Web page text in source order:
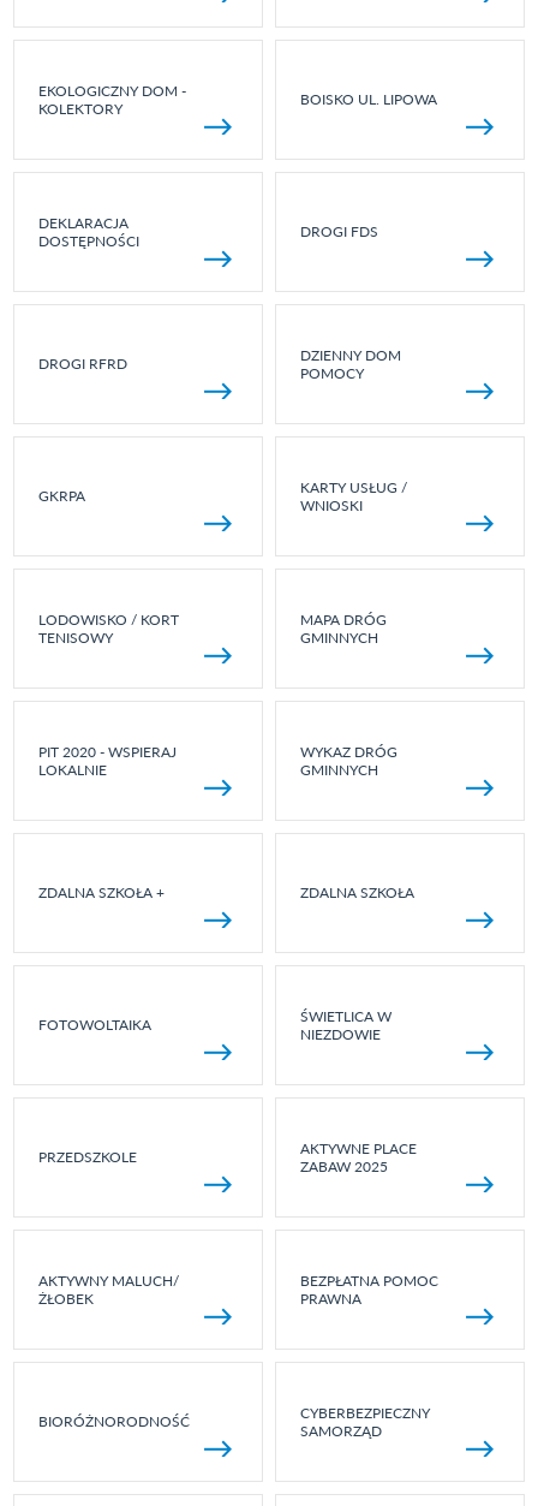
EKOLOGICZNY DOM -
KOLEKTORY
BOISKO UL. LIPOWA
DEKLARACJA
DOSTĘPNOŚCI
DROGI FDS
DROGI RFRD
DZIENNY DOM
POMOCY
GKRPA
KARTY USŁUG /
WNIOSKI
LODOWISKO / KORT
TENISOWY
MAPA DRÓG
GMINNYCH
PIT 2020 - WSPIERAJ
LOKALNIE
WYKAZ DRÓG
GMINNYCH
ZDALNA SZKOŁA + ZDALNA SZKOŁA
FOTOWOLTAIKA
ŚWIETLICA W
NIEZDOWIE
PRZEDSZKOLE
AKTYWNE PLACE
ZABAW 2025
AKTYWNY MALUCH/
ŻŁOBEK
BEZPŁATNA POMOC
PRAWNA
BIORÓŻNORODNOŚĆ
CYBERBEZPIECZNY
SAMORZĄD